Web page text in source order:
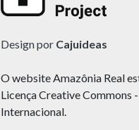
Design por Cajuideas
O website Amazônia Real
Licença Creative Commons
Internacional.